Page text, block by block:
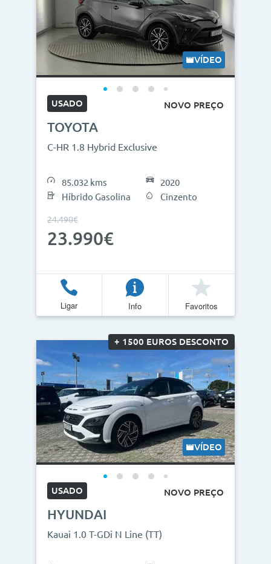
VÍDEO
USADO NOVO PREÇO
TOYOTA
C-HR 1.8 Hybrid Exclusive
85.032 kms
Híbrido Gasolina
2020
Cinzento
24.490€
23.990€
Ligar Info Favoritos
+ 1500 EUROS DESCONTO
VÍDEO
USADO NOVO PREÇO
HYUNDAI
Kauai 1.0 T-GDi N Line (TT)